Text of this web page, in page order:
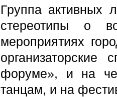
Группа активных
стереотипы о
мероприятиях
форуме», и на
танцам, и на